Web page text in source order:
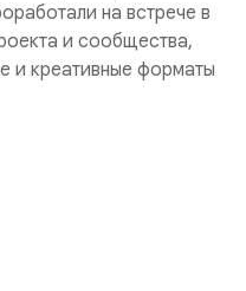
на встрече в
и сообщества,
и креативные форматы